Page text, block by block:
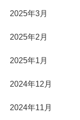
2025年3月
2025年2月
2025年1月
2024年12月
2024年11月